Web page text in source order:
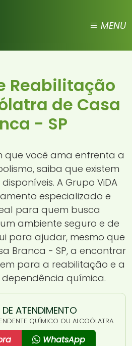
MENU
Reabilitação
de Casa
- SP
que você ama enfrenta a
saiba que existem
A Grupo ViDA
especializado e
para quem busca
ambiente seguro e de
para ajudar, mesmo que
Branca - SP, a encontrar
para a reabilitação e a
química.
ATENDIMENTO
QUÍMICO OU ALCOÓLATRA
WhatsApp